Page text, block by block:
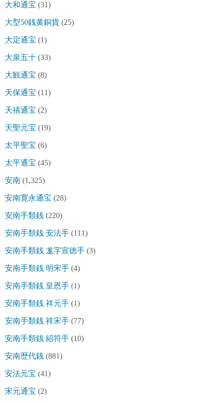
大和通宝 (31)
大型50銭黄銅貨 (25)
大定通宝 (1)
大泉五十 (33)
大観通宝 (8)
天保通宝 (11)
天禧通宝 (2)
天聖元宝 (19)
太平聖宝 (6)
太平通宝 (45)
安南 (1,325)
安南寛永通宝 (28)
安南手類銭 (220)
安南手類銭 安法手 (111)
安南手類銭 尨字宣徳手 (3)
安南手類銭 明宋手 (4)
安南手類銭 皇恩手 (1)
安南手類銭 祥元手 (1)
安南手類銭 祥宋手 (77)
安南手類銭 紹符手 (10)
安南歴代銭 (881)
安法元宝 (41)
宋元通宝 (2)